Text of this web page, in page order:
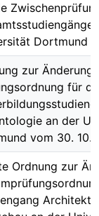
Dortmund
zur Änderung
für
an der
vom 30. 10.
Ordnung zur